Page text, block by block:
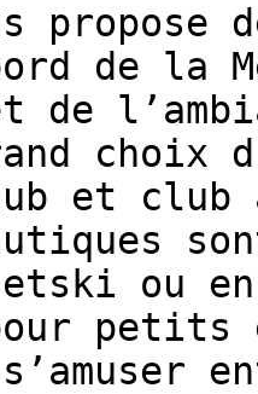
propose
de la
de
choix
et club
ou
petits